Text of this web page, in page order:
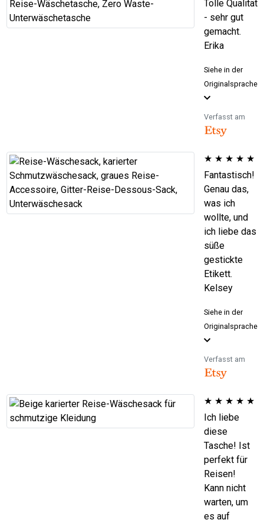
Tolle Qualität
- sehr gut
gemacht.
Erika
Siehe in der
Originalsprache
Verfasst am
★ ★ ★ ★ ★
Fantastisch!
Genau das,
was ich
wollte, und
ich liebe das
süße
gestickte
Etikett.
Kelsey
Siehe in der
Originalsprache
Verfasst am
★ ★ ★ ★ ★
Ich liebe
diese
Tasche! Ist
perfekt für
Reisen!
Kann nicht
warten, um
es auf